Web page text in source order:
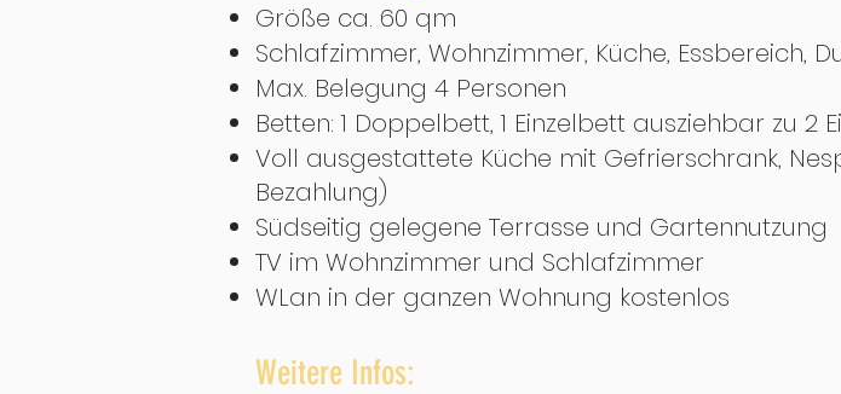
Größe ca. 60 qm
Schlafzimmer, Wohnzimmer, Küche, Essbereich,
Max. Belegung 4 Personen
Betten: 1 Doppelbett, 1 Einzelbett ausziehbar zu
Voll ausgestattete Küche mit Gefrierschrank,
Bezahlung)
Südseitig gelegene Terrasse und Gartennutzung
TV im Wohnzimmer und Schlafzimmer
WLan in der ganzen Wohnung kostenlos
Weitere Infos: